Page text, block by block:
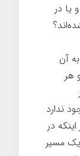
یا در
آن
هر
ندارد
در
مسیر